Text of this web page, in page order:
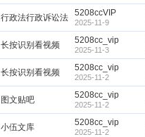
行政法行政诉讼法 5208ccVIP
2025-11-9
长按识别看视频 5208cc_vip
2025-11-3
长按识别看视频 5208cc_vip
2025-11-2
图文贴吧 5208cc_vip
2025-11-2
小伍文库 5208cc_vip
2025-11-2